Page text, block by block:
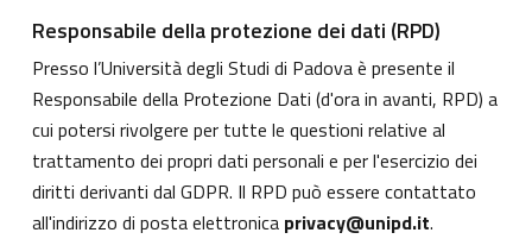
Responsabile della protezione dei dati (RPD)
Presso l’Università degli Studi di Padova è presente il
Responsabile della Protezione Dati (d'ora in avanti, RPD) a
cui potersi rivolgere per tutte le questioni relative al
trattamento dei propri dati personali e per l'esercizio dei
diritti derivanti dal GDPR. Il RPD può essere contattato
all'indirizzo di posta elettronica privacy@unipd.it.